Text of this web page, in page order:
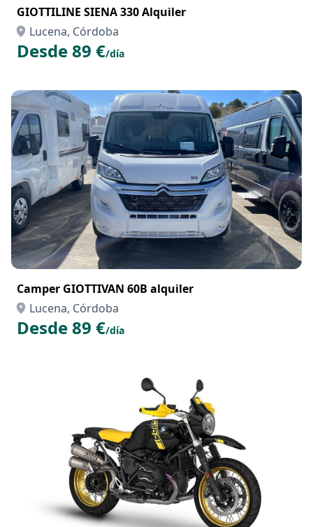
GIOTTILINE SIENA 330 Alquiler
Lucena, Córdoba
Desde 89 €/día
Camper GIOTTIVAN 60B alquiler
Lucena, Córdoba
Desde 89 €/día